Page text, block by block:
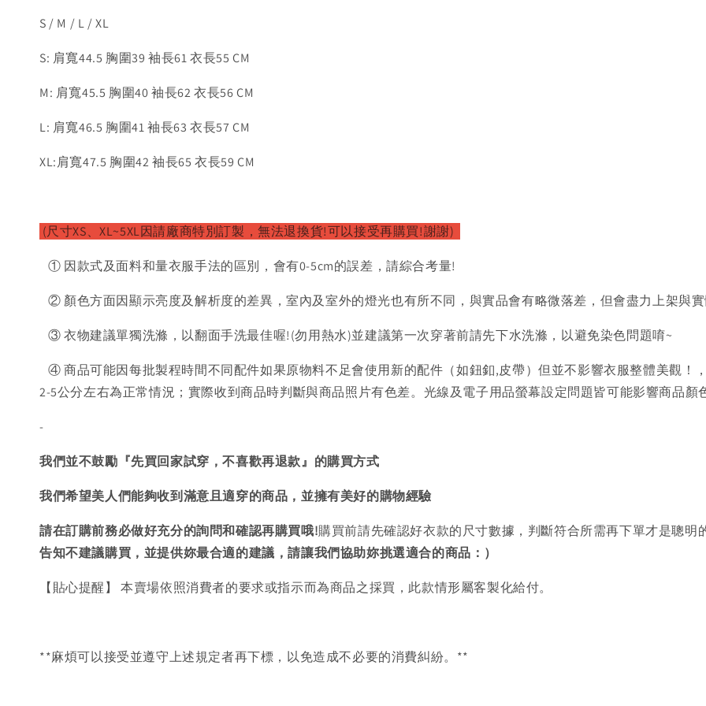
S / M / L / XL
S: 肩寬44.5 胸圍39 袖長61 衣長55 CM
M: 肩寬45.5 胸圍40 袖長62 衣長56 CM
L: 肩寬46.5 胸圍41 袖長63 衣長57 CM
XL:肩寬47.5 胸圍42 袖長65 衣長59 CM
(尺寸XS、XL~5XL因請廠商特別訂製，無法退換貨!可以接受再購買!謝謝)
① 因款式及面料和量衣服手法的區別，會有0-5cm的誤差，請綜合考量!
② 顏色方面因顯示亮度及解析度的差異，室內及室外的燈光也有所不同，與實品會有略微落差，但會盡力上架與實
③ 衣物建議單獨洗滌，以翻面手洗最佳喔!(勿用熱水)並建議第一次穿著前請先下水洗滌，以避免染色問題唷~
④ 商品可能因每批製程時間不同配件如果原物料不足會使用新的配件（如鈕釦,皮帶）但並不影響衣服整體美觀！
2-5公分左右為正常情況；實際收到商品時判斷與商品照片有色差。光線及電子用品螢幕設定問題皆可能影響商品顏
-
我們並不鼓勵『先買回家試穿，不喜歡再退款』的購買方式
我們希望美人們能夠收到滿意且適穿的商品，並擁有美好的購物經驗
請在訂購前務必做好充分的詢問和確認再購買哦!購買前請先確認好衣款的尺寸數據，判斷符合所需再下單才是聰明
告知不建議購買， 並提供妳最合適的建議，請讓我們協助妳挑選適合的商品：）
【貼心提醒】 本賣場依照消費者的要求或指示而為商品之採買，此款情形屬客製化給付。
**麻煩可以接受並遵守上述規定者再下標，以免造成不必要的消費糾紛。**